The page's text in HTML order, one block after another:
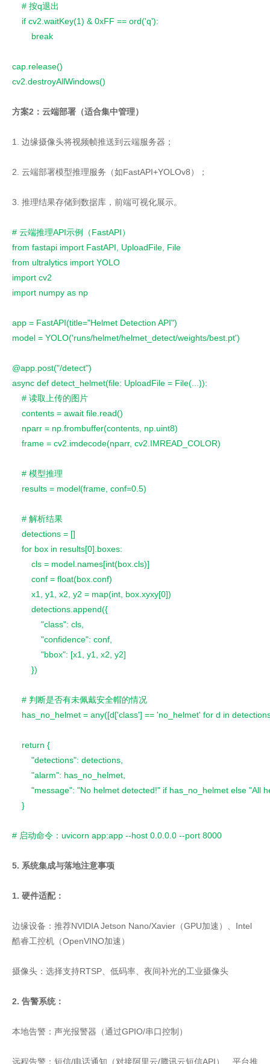
# 按q退出
if cv2.waitKey(1) & 0xFF == ord('q'):
break
cap.release()
cv2.destroyAllWindows()
方案2：云端部署（适合集中管理）
1. 边缘摄像头将视频帧推送到云端服务器；
2. 云端部署模型推理服务（如FastAPI+YOLOv8）；
3. 推理结果存储到数据库，前端可视化展示。
# 云端推理API示例（FastAPI）
from fastapi import FastAPI, UploadFile, File
from ultralytics import YOLO
import cv2
import numpy as np
app = FastAPI(title="Helmet Detection API")
model = YOLO('runs/helmet/helmet_detect/weights/best.pt')
@app.post("/detect")
async def detect_helmet(file: UploadFile = File(...)):
# 读取上传的图片
contents = await file.read()
nparr = np.frombuffer(contents, np.uint8)
frame = cv2.imdecode(nparr, cv2.IMREAD_COLOR)
# 模型推理
results = model(frame, conf=0.5)
# 解析结果
detections = []
for box in results[0].boxes:
cls = model.names[int(box.cls)]
conf = float(box.conf)
x1, y1, x2, y2 = map(int, box.xyxy[0])
detections.append({
"class": cls,
"confidence": conf,
"bbox": [x1, y1, x2, y2]
})
# 判断是否有未佩戴安全帽的情况
has_no_helmet = any([d['class'] == 'no_helmet' for d in
return {
"detections": detections,
"alarm": has_no_helmet,
"message": "No helmet detected!" if has_no_helmet else "All
}
# 启动命令：uvicorn app:app --host 0.0.0.0 --port 8000
5. 系统集成与落地注意事项
1. 硬件适配：
边缘设备：推荐NVIDIA Jetson Nano/Xavier（GPU加速）、Intel
酷睿工控机（OpenVINO加速）
摄像头：选择支持RTSP、低码率、夜间补光的工业摄像头
2. 告警系统：
本地告警：声光报警器（通过GPIO/串口控制）
远程告警：短信/电话通知（对接阿里云/腾讯云短信API）、平台推